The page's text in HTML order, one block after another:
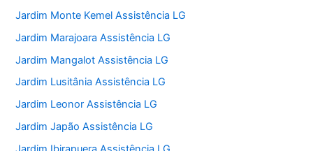
Jardim Monte Kemel Assistência LG
Jardim Marajoara Assistência LG
Jardim Mangalot Assistência LG
Jardim Lusitânia Assistência LG
Jardim Leonor Assistência LG
Jardim Japão Assistência LG